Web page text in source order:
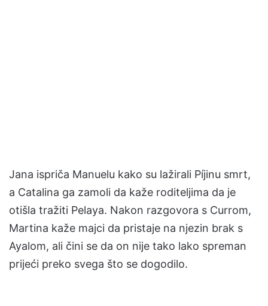
Jana ispriča Manuelu kako su lažirali Píjinu smrt,
a Catalina ga zamoli da kaže roditeljima da je
otišla tražiti Pelaya. Nakon razgovora s Currom,
Martina kaže majci da pristaje na njezin brak s
Ayalom, ali čini se da on nije tako lako spreman
prijeći preko svega što se dogodilo.